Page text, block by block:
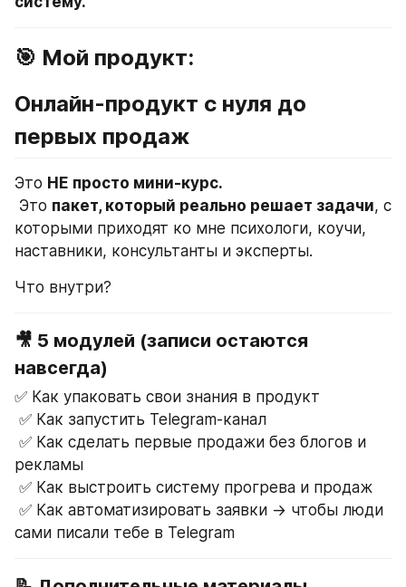
🎯 Мой продукт:
Онлайн-продукт с нуля до
первых продаж
Это НЕ просто мини-курс.
Это пакет, который реально решает задачи, с
которыми приходят ко мне психологи, коучи,
наставники, консультанты и эксперты.
Что внутри?
🎥 5 модулей (записи остаются
навсегда)
✅ Как упаковать свои знания в продукт
✅ Как запустить Telegram-канал
рекламы
✅ Как выстроить систему прогрева и продаж
сами писали тебе в Telegram